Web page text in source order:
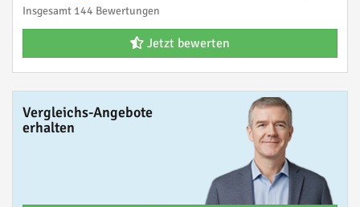
Insgesamt 144 Bewertungen
Jetzt bewerten
Vergleichs-Angebote
erhalten